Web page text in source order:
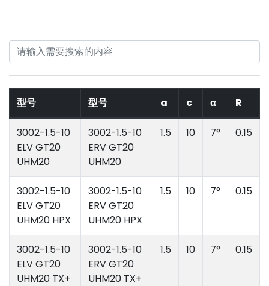
型号 型号 a c α R
3002-1.5-10
ELV GT20
UHM20
3002-1.5-10
ERV GT20
UHM20
1.5 10 7° 0.15
3002-1.5-10
ELV GT20
UHM20 HPX
3002-1.5-10
ERV GT20
UHM20 HPX
1.5 10 7° 0.15
3002-1.5-10
ELV GT20
UHM20 TX+
3002-1.5-10
ERV GT20
UHM20 TX+
1.5 10 7° 0.15